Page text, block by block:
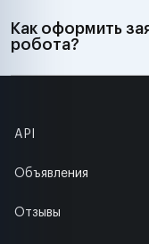
Как оформить
робота?
API
Объявления
Отзывы